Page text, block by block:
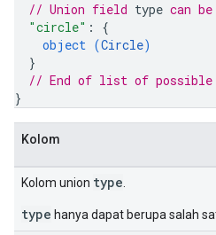
// Union field type can
"circle" : {
object (Circle)
}
// End of list of
}
Kolom
Kolom union type
type hanya dapat berupa salah